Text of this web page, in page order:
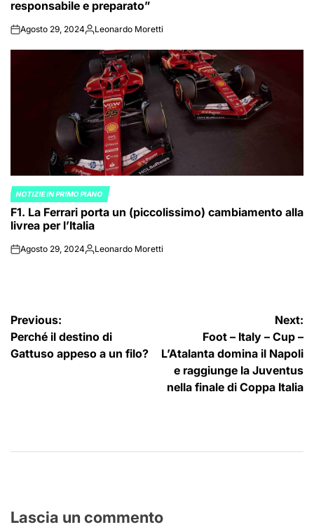
responsabile e preparato”
onAgosto 29, 2024Posted
Leonardo Moretti
POSTED
IN
NOTIZIE IN PRIMO PIANO
F1. La Ferrari porta un (piccolissimo) cambiamento alla
livrea per l’Italia
onAgosto 29, 2024Posted
Leonardo Moretti
Navigazione
articoli
Previous:
Perché il destino di
Gattuso appeso a un filo?
Next:
Foot – Italy – Cup –
L’Atalanta domina il Napoli
e raggiunge la Juventus
nella finale di Coppa Italia
Lascia un commento